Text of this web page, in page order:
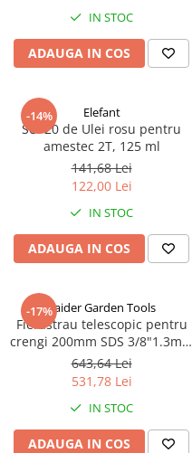
IN STOC
ADAUGA IN COS
-14% Elefant
Set 20 de Ulei rosu pentru
amestec 2T, 125 ml
141,68 Lei
122,00 Lei
IN STOC
ADAUGA IN COS
-17%Raider Garden Tools
Fierastrau telescopic pentru
crengi 200mm SDS 3/8"1.3mm
2Ah 3m RDP-PS20
643,64 Lei
531,78 Lei
IN STOC
ADAUGA IN COS